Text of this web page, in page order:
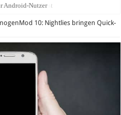
Android-Nutzer
das praktisch ist
10: Nightlies bringen Quick-